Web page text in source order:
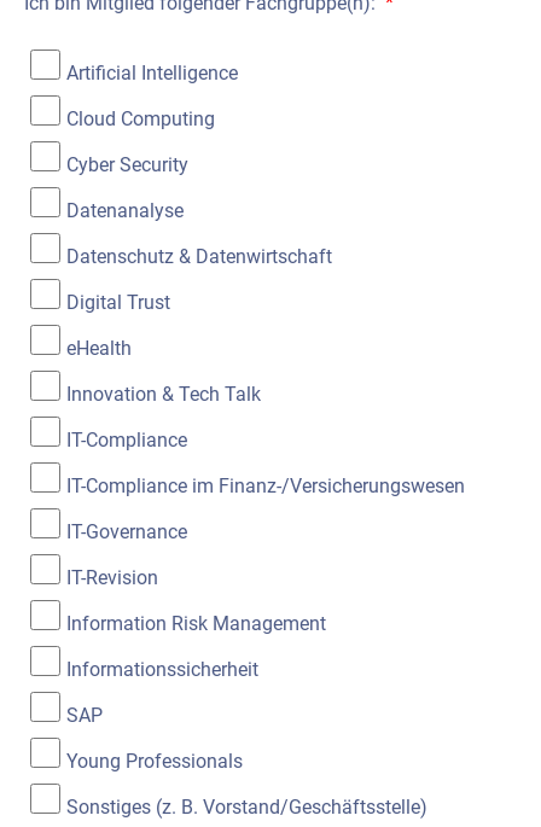
Artificial Intelligence
Cloud Computing
Cyber Security
Datenanalyse
Datenschutz & Datenwirtschaft
Digital Trust
eHealth
Innovation & Tech Talk
IT-Compliance
IT-Compliance im Finanz-/Versicherungswesen
IT-Governance
IT-Revision
Information Risk Management
Informationssicherheit
SAP
Young Professionals
Sonstiges (z. B. Vorstand/Geschäftsstelle)